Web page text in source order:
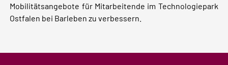
Mobilitätsangebote für Mitarbeitende im Technologiepark
Ostfalen bei Barleben zu verbessern.